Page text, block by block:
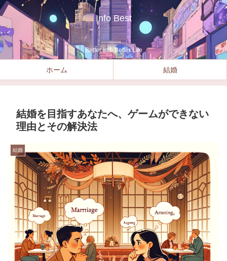
Info Best
Better Info Better Life
ホーム 結婚
結婚を目指すあなたへ、ゲームができない
理由とその解決法
結婚